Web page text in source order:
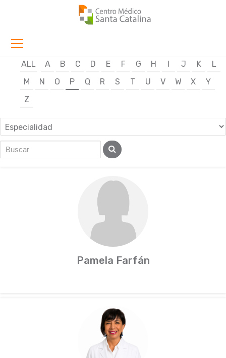
ALL A B C D E F G H I J K
L
M
N O P Q R S T U V W X
Y
Z
Pamela Farfán